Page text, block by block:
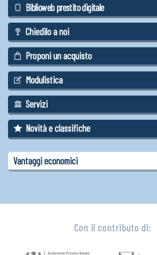
Biblioweb prestito digitale
Chiedilo a noi
Proponi un acquisto
Modulistica
Servizi
Novità e classifiche
Vantaggi economici
Con il contributo di: